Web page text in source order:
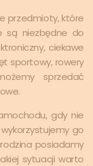
przedmioty, które
są niezbędne do
ciekawe
sportowy, rowery
sprzedać
gdy nie
go
posiadamy
sytuacji warto